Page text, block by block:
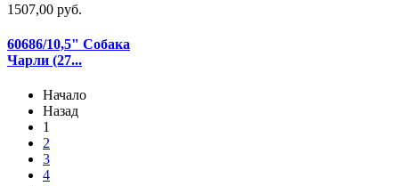
1507,00 руб.
60686/10,5" Собака
Чарли (27...
Начало
Назад
1
2
3
4